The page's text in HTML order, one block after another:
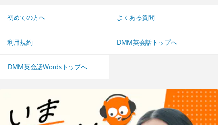
初めての方へ よくある質問
利用規約 DMM英会話トップへ
DMM英会話Wordsトップへ